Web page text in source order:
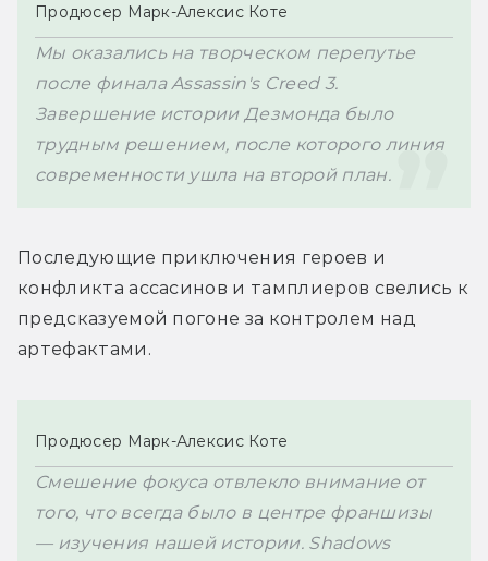
Продюсер Марк-Алексис Коте
Мы оказались на творческом перепутье
после финала Assassin's Creed 3.
Завершение истории Дезмонда было
трудным решением, после которого линия
современности ушла на второй план.
Последующие приключения героев и
конфликта ассасинов и тамплиеров свелись к
предсказуемой погоне за контролем над
артефактами.
Продюсер Марк-Алексис Коте
Смешение фокуса отвлекло внимание от
того, что всегда было в центре франшизы
— изучения нашей истории. Shadows